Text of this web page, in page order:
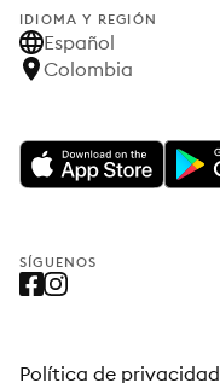
IDIOMA Y REGIÓN
Español
Colombia
SÍGUENOS
Política de privacidad